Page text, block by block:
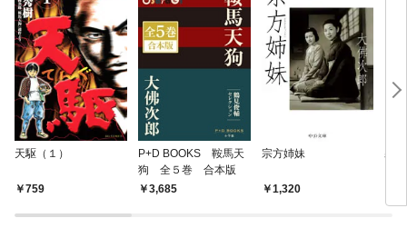
天駆（１）
759
P+D BOOKS 鞍馬天
狗 全５巻 合本版
3,685
宗方姉妹
1,320
霧